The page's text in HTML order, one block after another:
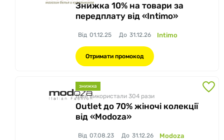
Знижка 10% на товари за
передплату від «Intimo»
Від 01.12.25 До 31.12.26 Intimo
Отримати промокод
знижка
Вже використали 304 рази
Outlet до 70% жіночі колекції
від «Modoza»
Від 07.08.23 До 31.12.26 Modoza